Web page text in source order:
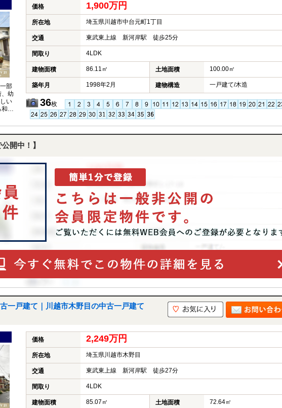
部
幼
い
室
価格 1,900万円
所在地 埼玉県川越市中台元町1丁目
交通 東武東上線 新河岸駅 徒歩25分
間取り 4LDK
建物面積 86.11㎡ 土地面積 100.00㎡
築年月 1998年2月 建物構造 一戸建て/木造
36枚
開中！】
一戸建て｜川越市木野目の中古一戸建て
価格 2,249万円
所在地 埼玉県川越市木野目
交通 東武東上線 新河岸駅 徒歩27分
間取り 4LDK
建物面積 85.07㎡ 土地面積 72.64㎡